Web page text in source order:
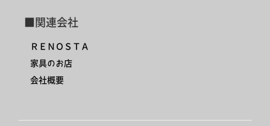
■関連会社
ＲＥＮＯＳＴＡ
家具のお店
会社概要